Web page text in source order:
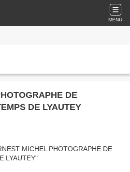
MENU
DE
DE LYAUTEY